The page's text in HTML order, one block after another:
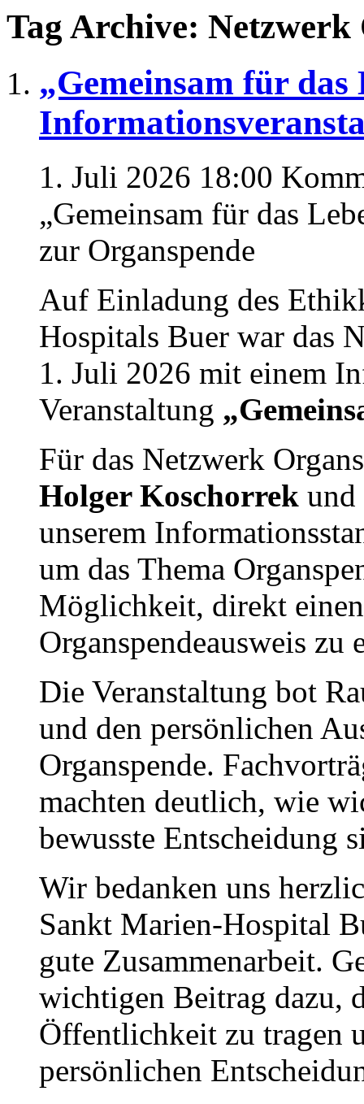
Tag Archive: Netzwerk
„Gemeinsam für das
1. Juli 2026 18:00
„Gemeinsam für das
zur Organspende
Auf Einladung des
Hospitals Buer war das
1. Juli 2026 mit einem
Veranstaltung
Für das Netzwerk
Holger Koschorrek und
unserem
um das Thema
Möglichkeit, direkt
Organspendeausweis zu
Die Veranstaltung bot
und den persönlichen
Organspende.
machten deutlich, wie
bewusste Entscheidung
Wir bedanken uns
Sankt Marien-Hospital
gute Zusammenarbeit.
wichtigen Beitrag dazu,
Öffentlichkeit zu tragen
persönlichen